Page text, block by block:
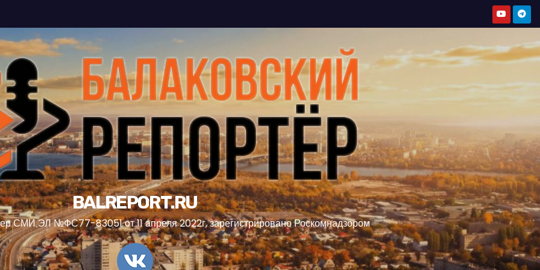
BALREPORT.RU
СМИ ЭЛ №ФС77-83051 от 11 апреля 2022г, зарегистрировано Роскомнадзором